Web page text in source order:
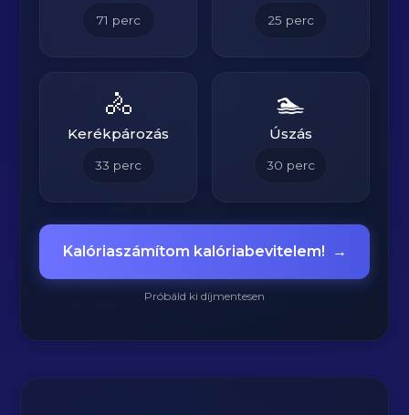
71 perc 25 perc
🚴
Kerékpározás
33 perc
🏊
Úszás
30 perc
Kalóriaszámítom kalóriabevitelem! →
Próbáld ki díjmentesen